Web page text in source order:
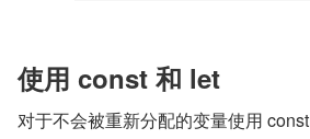
使用 const 和 let
对于不会被重新分配的变量使用 const